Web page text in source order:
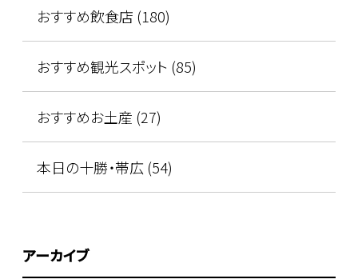
おすすめ飲食店 (180)
おすすめ観光スポット (85)
おすすめお土産 (27)
本日の十勝・帯広 (54)
アーカイブ